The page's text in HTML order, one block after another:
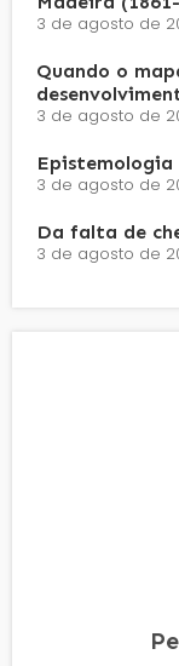
3 de agosto de
Quando o
3 de agosto de
Epistemologia
3 de agosto de
Da falta de
3 de agosto de